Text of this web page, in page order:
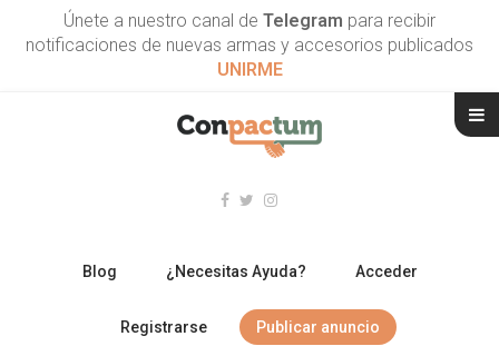
Únete a nuestro canal de Telegram para recibir
notificaciones de nuevas armas y accesorios publicados
UNIRME
Blog ¿Necesitas Ayuda? Acceder
Registrarse Publicar anuncio